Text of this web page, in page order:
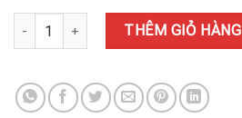
GIẤY NHUNG 84# số lượngTHÊM GIỎ HÀNG